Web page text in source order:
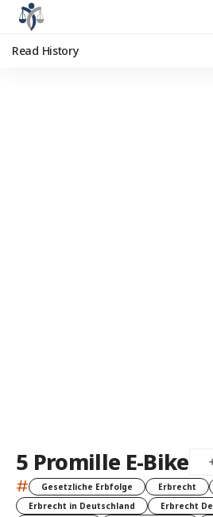
Read History
5 Promille E-Bike
# Gesetzliche Erbfolge Erbrecht
Erbrecht in Deutschland
Erbrecht